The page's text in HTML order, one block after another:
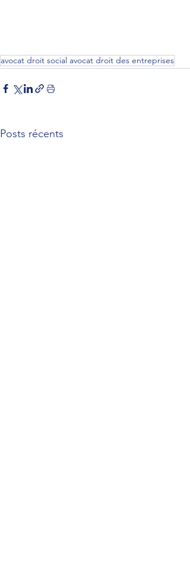
avocat droit social avocat droit des entreprises
Posts récents